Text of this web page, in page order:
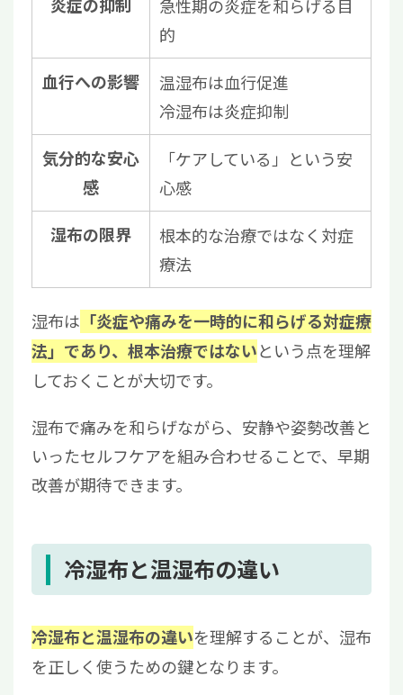
炎症の抑制
急性期の炎症を和らげる目
的
血行への影響
温湿布は血行促進
冷湿布は炎症抑制
気分的な安心
感
「ケアしている」という安
心感
湿布の限界
根本的な治療ではなく対症
療法
湿布は 「炎症や痛みを一時的に和らげる対症療
法」であり、根本治療ではないという点を理解
しておくことが大切です。
湿布で痛みを和らげながら、安静や姿勢改善と
いったセルフケアを組み合わせることで、早期
改善が期待できます。
冷湿布と温湿布の違い
冷湿布と温湿布の違いを理解することが、湿布
を正しく使うための鍵となります。